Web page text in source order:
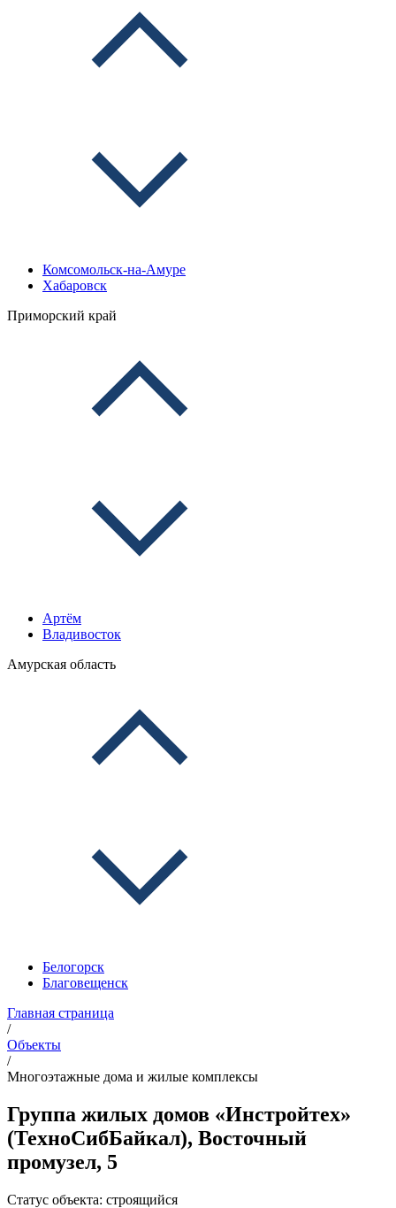
Комсомольск-на-Амуре
Хабаровск
Приморский край
Артём
Владивосток
Амурская область
Белогорск
Благовещенск
Главная страница
/
Объекты
/
Многоэтажные дома и жилые комплексы
Группа жилых домов «Инстройтех»
(ТехноСибБайкал), Восточный
промузел, 5
Статус объекта: строящийся